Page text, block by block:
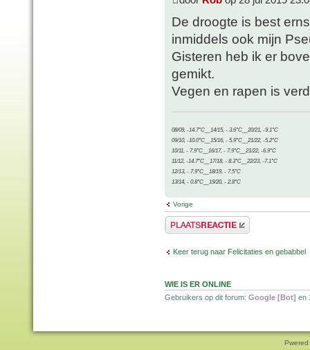
De droogte is best
inmiddels ook mijn
Gisteren heb ik er
gemikt.
Vegen en rapen is
08/09, -14.7°C__14/15, - 3.6°C__20/21, -9.1°C
09/10, -10.0°C__15/16, - 5.9°C__21/22, -5.2°C
10/11, - 7.9°C__16/17, - 7.9°C__21/22, -6.9°C
11/12, -14.7°C__17/18, - 8.3°C__22/23, -7.1°C
12/13, - 7.9°C__18/19, - 7.5°C
13/14, - 0.8°C__19/20, - 2.8°C
Vorige
Plaats een reactie
Keer terug naar Felicitaties en gebabbel
WIE IS ER ONLINE
Gebruikers op dit forum: Google [Bot] en